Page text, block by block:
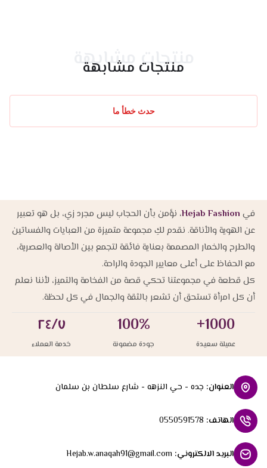
منتجات مشابهة
منتجات مشابهة
حدث خطأ ما
في Hejab Fashion، نؤمن بأن الحجاب ليس مجرد زي، بل هو تعبير
عن الهوية والأناقة. نقدم لكِ مجموعة متميزة من العبايات والفساتين
والطرح والخمار المصممة بعناية فائقة لتجمع بين الأصالة والعصرية،
مع الحفاظ على أعلى معايير الجودة والراحة.
كل قطعة في مجموعتنا تحكي قصة من الفخامة والتميز، لأننا نعلم
أن كل امرأة تستحق أن تشعر بالثقة والجمال في كل لحظة.
1000+
عميلة سعيدة
100%
جودة مضمونة
٢٤/٧
خدمة العملاء
العنوان: جده - حي النزهه - شارع سلطان بن سلمان
الهاتف:
0550591578
البريد الالكتروني:
Hejab.w.anaqah91@gmail.com